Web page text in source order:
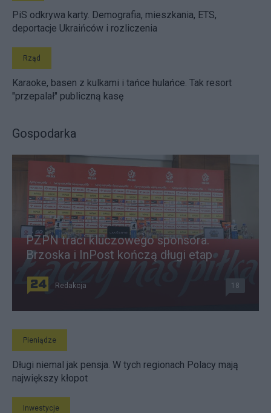
PiS odkrywa karty. Demografia, mieszkania, ETS,
deportacje Ukraińców i rozliczenia
Rząd
Karaoke, basen z kulkami i tańce hulańce. Tak resort
"przepalał" publiczną kasę
Gospodarka
PZPN traci kluczowego sponsora.
Brzoska i InPost kończą długi etap
Redakcja 18
Pieniądze
Długi niemal jak pensja. W tych regionach Polacy mają
największy kłopot
Inwestycje